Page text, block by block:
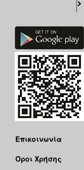
Επικοινωνία
Όροι Χρήσης